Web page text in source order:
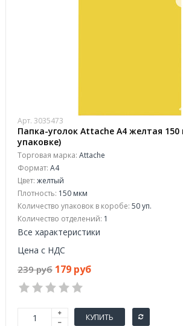
Арт. 3035473
Папка-уголок Attache A4 желтая
упаковке)
Торговая марка: Attache
Формат: A4
Цвет: желтый
Плотность: 150 мкм
Количество упаковок в коробе: 50 уп.
Количество отделений: 1
Все характеристики
Цена с НДС
239 руб 179 руб
КУПИТЬ